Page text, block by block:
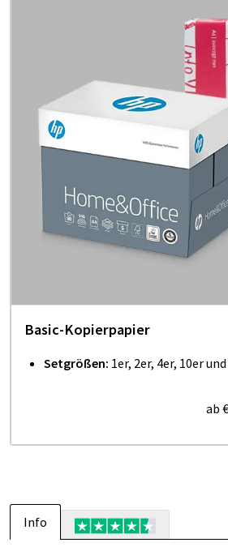
Basic-Kopierpapier
Setgrößen: 1er, 2er, 4er, 10er
ab
Info